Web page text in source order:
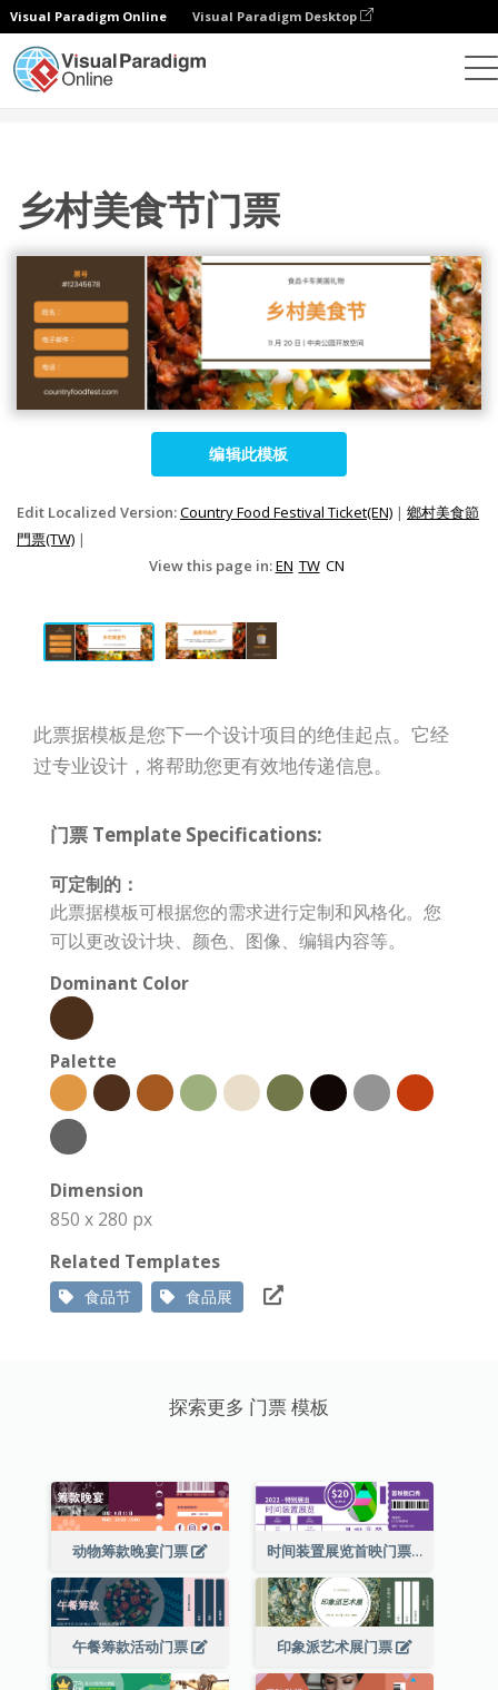
Visual Paradigm Online Visual Paradigm Desktop
乡村美食节门票
编辑此模板
Edit Localized Version:Country Food Festival Ticket(EN) | 鄉村美食節
門票(TW) |
View this page in:EN TW CN
此票据模板是您下一个设计项目的绝佳起点。它经
过专业设计，将帮助您更有效地传递信息。
门票 Template Specifications:
可定制的：
此票据模板可根据您的需求进行定制和风格化。您
可以更改设计块、颜色、图像、编辑内容等。
Dominant Color
Palette
Dimension
850 x 280 px
Related Templates
食品节 食品展
探索更多 门票 模板
动物筹款晚宴门票 时间装置展览首映门票
午餐筹款活动门票 印象派艺术展门票